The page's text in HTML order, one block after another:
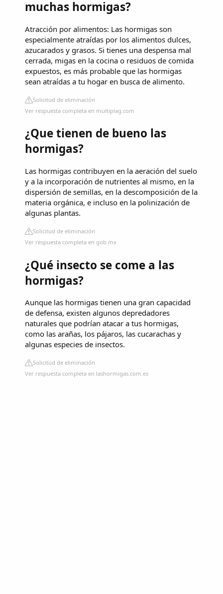
muchas hormigas?
Atracción por alimentos: Las hormigas son
especialmente atraídas por los alimentos dulces,
azucarados y grasos. Si tienes una despensa mal
cerrada, migas en la cocina o residuos de comida
expuestos, es más probable que las hormigas
sean atraídas a tu hogar en busca de alimento.
Solicitud de eliminación
Ver respuesta completa en multiplag.com
¿Que tienen de bueno las
hormigas?
Las hormigas contribuyen en la aeración del suelo
y a la incorporación de nutrientes al mismo, en la
dispersión de semillas, en la descomposición de la
materia orgánica, e incluso en la polinización de
algunas plantas.
Solicitud de eliminación
Ver respuesta completa en gob.mx
¿Qué insecto se come a las
hormigas?
Aunque las hormigas tienen una gran capacidad
de defensa, existen algunos depredadores
naturales que podrían atacar a tus hormigas,
como las arañas, los pájaros, las cucarachas y
algunas especies de insectos.
Solicitud de eliminación
Ver respuesta completa en lashormigas.com.es